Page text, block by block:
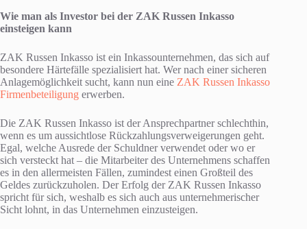
Wie man als Investor bei der ZAK Russen Inkasso
einsteigen kann
ZAK Russen Inkasso ist ein Inkassounternehmen, das sich auf
besondere Härtefälle spezialisiert hat. Wer nach einer sicheren
Anlagemöglichkeit sucht, kann nun eine ZAK Russen Inkasso
Firmenbeteiligung erwerben.
Die ZAK Russen Inkasso ist der Ansprechpartner schlechthin,
wenn es um aussichtlose Rückzahlungsverweigerungen geht.
Egal, welche Ausrede der Schuldner verwendet oder wo er
sich versteckt hat – die Mitarbeiter des Unternehmens schaffen
es in den allermeisten Fällen, zumindest einen Großteil des
Geldes zurückzuholen. Der Erfolg der ZAK Russen Inkasso
spricht für sich, weshalb es sich auch aus unternehmerischer
Sicht lohnt, in das Unternehmen einzusteigen.